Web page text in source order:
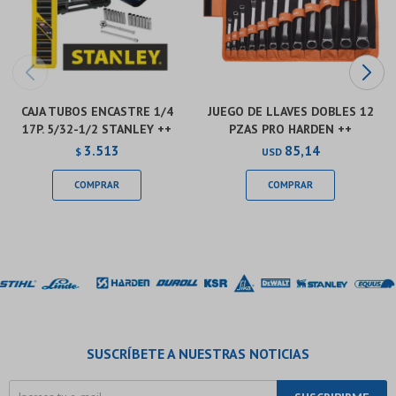
CAJA TUBOS ENCASTRE 1/4
17P. 5/32-1/2 STANLEY ++
$ 3.513
JUEGO DE LLAVES DOBLES 12
PZAS PRO HARDEN ++
USD 85,14
SUSCRÍBETE A NUESTRAS NOTICIAS